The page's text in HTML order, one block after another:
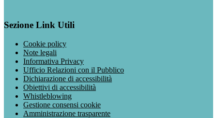
Sezione Link Utili
Cookie policy
Note legali
Informativa Privacy
Ufficio Relazioni con il Pubblico
Dichiarazione di accessibilità
Obiettivi di accessibilità
Whistleblowing
Gestione consensi cookie
Amministrazione trasparente